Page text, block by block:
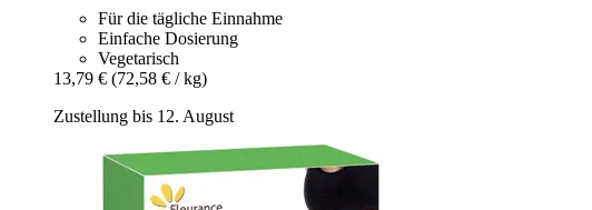
Für die tägliche Einnahme
Einfache Dosierung
Vegetarisch
13,79 € (72,58 € / kg)
Zustellung bis 12. August